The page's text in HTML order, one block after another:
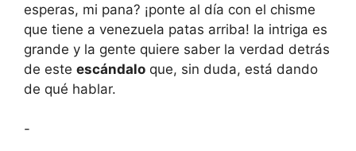
esperas, mi pana? ¡ponte al día con el chisme
que tiene a venezuela patas arriba! la intriga es
grande y la gente quiere saber la verdad detrás
de este escándalo que, sin duda, está dando
de qué hablar.
-